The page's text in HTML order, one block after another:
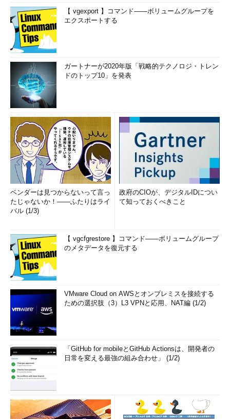
【 vgexport 】コマンド――ボリュームグループを
エクスポートする
ガートナーが2020年版「戦略的テクノロジ・トレン
ドのトップ10」を発表
ベンダーは見つからないって言っ
たじゃないか！――ふたりはライ
バル (1/3)
政府のCIOが、デジタルIDについ
て知っておくべきこと
【 vgcfgrestore 】コマンド――ボリュームグループ
のメタデータを復元する
VMware Cloud on AWSとオンプレミスを接続する
ための選択肢（3）L3 VPNと応用、NAT編 (1/2)
「GitHub for mobileとGitHub Actionsは、開発者の
日常を変える最強の組み合わせ」 (1/2)